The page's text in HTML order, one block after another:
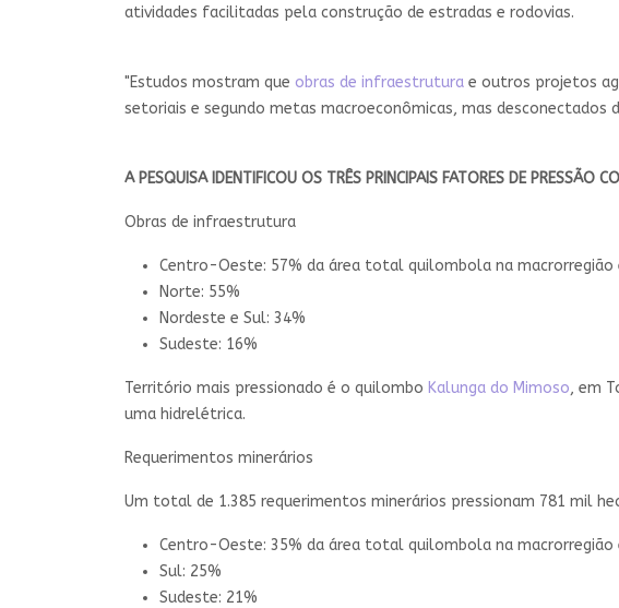
atividades facilitadas pela construção de estradas e rodovias.
"Estudos mostram que obras de infraestrutura e outros projetos
setoriais e segundo metas macroeconômicas, mas desconectados
A PESQUISA IDENTIFICOU OS TRÊS PRINCIPAIS FATORES DE PRESSÃO
Obras de infraestrutura
Centro-Oeste: 57% da área total quilombola na macrorregião
Norte: 55%
Nordeste e Sul: 34%
Sudeste: 16%
Território mais pressionado é o quilombo Kalunga do Mimoso, em
uma hidrelétrica.
Requerimentos minerários
Um total de 1.385 requerimentos minerários pressionam 781 mil
Centro-Oeste: 35% da área total quilombola na macrorregião
Sul: 25%
Sudeste: 21%